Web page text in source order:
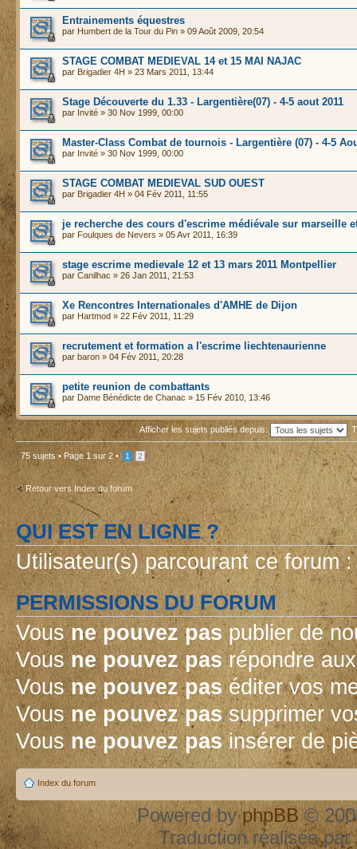
Entrainements équestres
par Humbert de la Tour du Pin » 09 Août 2009, 20:54
STAGE COMBAT MEDIEVAL 14 et 15 MAI NAJAC
par Brigadier 4H » 23 Mars 2011, 13:44
Stage Découverte du 1.33 - Largentière(07) - 4-5 aout 2011
par Invité » 30 Nov 1999, 00:00
Master-Class Combat de tournois - Largentière (07) - 4-5
par Invité » 30 Nov 1999, 00:00
STAGE COMBAT MEDIEVAL SUD OUEST
par Brigadier 4H » 04 Fév 2011, 11:55
je recherche des cours d'escrime médiévale sur marseille
par Foulques de Nevers » 05 Avr 2011, 16:39
stage escrime medievale 12 et 13 mars 2011 Montpellier
par Canilhac » 26 Jan 2011, 21:53
Xe Rencontres Internationales d'AMHE de Dijon
par Hartmod » 22 Fév 2011, 11:29
recrutement et formation a l'escrime liechtenaurienne
par baron » 04 Fév 2011, 20:28
petite reunion de combattants
par Dame Bénédicte de Chanac » 15 Fév 2010, 13:46
Afficher les sujets publiés depuis:
75 sujets • Page1 sur 2 • 1 2
Retour vers Index du forum
QUI EST EN LIGNE ?
Utilisateur(s) parcourant ce forum
PERMISSIONS DU FORUM
Vousne pouvez paspublier de
Vousne pouvez pasrépondre
Vousne pouvez paséditer vos
Vousne pouvez passupprimer
Vousne pouvez pasinsérer de
Index du forum
Powered byphpBB ©
Traduction réalisée par